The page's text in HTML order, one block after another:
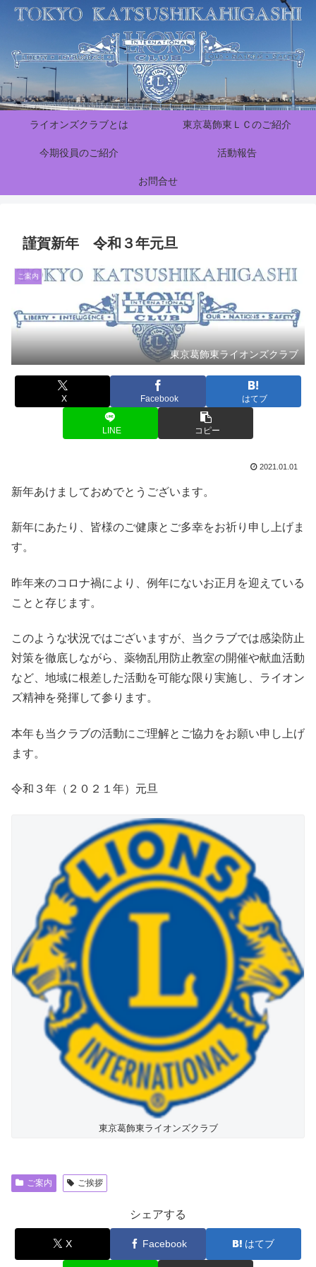
ライオンズクラブとは 東京葛飾東ＬＣのご紹介
今期役員のご紹介 活動報告
お問合せ
謹賀新年 令和３年元旦
ご案内
東京葛飾東ライオンズクラブ
X Facebook はてブ
LINE コピー
2021.01.01
新年あけましておめでとうございます。
新年にあたり、皆様のご健康とご多幸をお祈り申し上げま
す。
昨年来のコロナ禍により、例年にないお正月を迎えている
ことと存じます。
このような状況ではございますが、当クラブでは感染防止
対策を徹底しながら、薬物乱用防止教室の開催や献血活動
など、地域に根差した活動を可能な限り実施し、ライオン
ズ精神を発揮して参ります。
本年も当クラブの活動にご理解とご協力をお願い申し上げ
ます。
令和３年（２０２１年）元旦
東京葛飾東ライオンズクラブ
ご案内 ご挨拶
シェアする
X Facebook はてブ